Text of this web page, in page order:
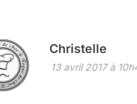
Christelle
13 avril 2017 à